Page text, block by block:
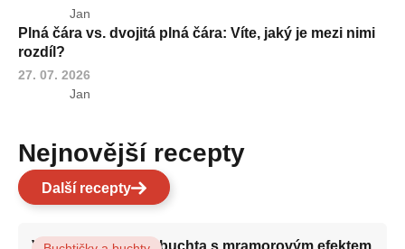
Jan
Plná čára vs. dvojitá plná čára: Víte, jaký je mezi nimi
rozdíl?
27. 07. 2026
Jan
Nejnovější recepty
Další recepty
Vláčná olejová litá buchta s mramorovým efektem